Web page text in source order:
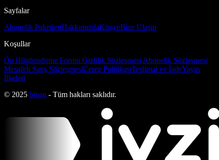
Sayfalar
Abonelik PaketleriHakkımızdaKünyeBize Ulaşın
Koşullar
Ön Bilgilendirme Formu Gizlilik Sözleşmesi Abonelik Sözleşmesi
Mesafeli Satış SözleşmesiÇerez PolitikasıTeslimat ve İadeYayın
İlkeleri
© 2025 bmag - Tüm hakları saklıdır.